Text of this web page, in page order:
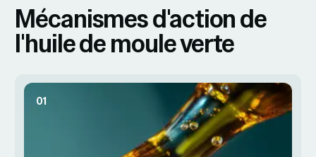
Mécanismes d'action de
l'huile de moule verte
01